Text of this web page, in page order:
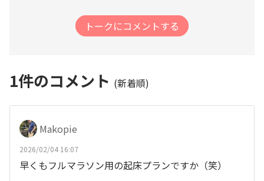
トークにコメントする
1件のコメント (新着順)
Makopie
2026/02/04 16:07
早くもフルマラソン用の起床プランですか（笑）